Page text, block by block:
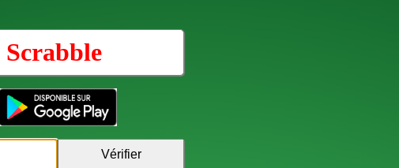
Scrabble